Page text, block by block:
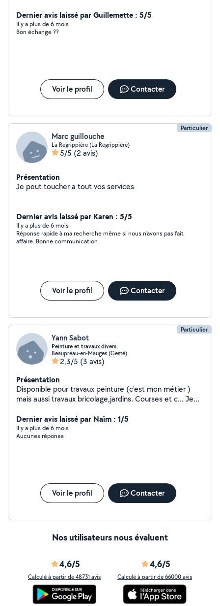
Dernier avis laissé par Guillemette : 5/5
Il y a plus de 6 mois
Bon échange ??
Voir le profil Contacter
Particulier
Marc guillouche
La Regrippière (La Regrippière)
5/5 (2 avis)
Présentation
Je peut toucher a tout vos services
Dernier avis laissé par Karen : 5/5
Il y a plus de 6 mois
Réponse rapide à ma recherche même si nous n'avons pas fait
affaire. Bonne communication
Voir le profil Contacter
Particulier
Yann Sabot
Peinture et travaux divers
Beaupréau-en-Mauges (Gesté)
2,3/5 (3 avis)
Présentation
Disponible pour travaux peinture (c'est mon métier )
mais aussi travaux bricolage,jardins. Courses et c... Je
Dernier avis laissé par Naïm : 1/5
Il y a plus de 6 mois
Aucunes réponse
Voir le profil Contacter
Nos utilisateurs nous évaluent
4,6/5
Calculé à partir de 48731 avis
4,6/5
Calculé à partir de 66000 avis